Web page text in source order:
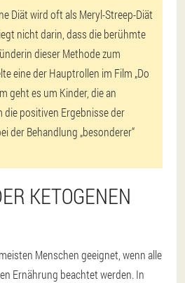
Diät wird oft als Meryl-Streep-Diät
nicht darin, dass die berühmte
dieser Methode zum
eine der Hauptrollen im Film „Do
geht es um Kinder, die an
die positiven Ergebnisse der
der Behandlung „besonderer“
KETOGENEN
Menschen geeignet, wenn alle
Ernährung beachtet werden. In